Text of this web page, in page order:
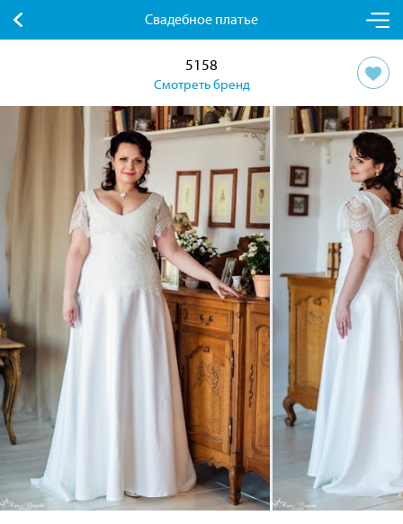
Свадебное платье
5158
Смотреть бренд